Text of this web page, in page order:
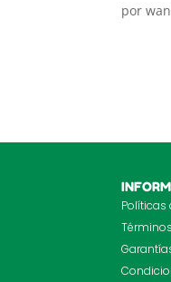
por
Políticas